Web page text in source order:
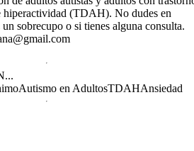
hiperactividad (TDAH). No dudes en
sobrecupo o si tienes alguna consulta.
Autismo en AdultosTDAHAnsiedad